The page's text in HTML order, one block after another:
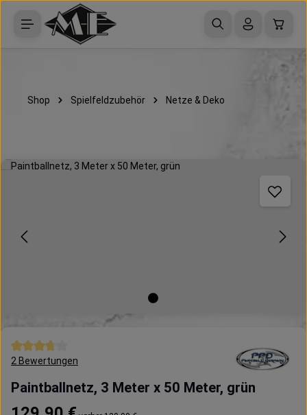
Zum Hauptinhalt springen
Shop Spielfeldzubehör Netze & Deko
Bildergalerie überspringen
Durchschnittliche Bewertung von 3.75 von 5 Sternen
2 Bewertungen
Paintballnetz, 3 Meter x 50 Meter, grün
Regulärer Preis: